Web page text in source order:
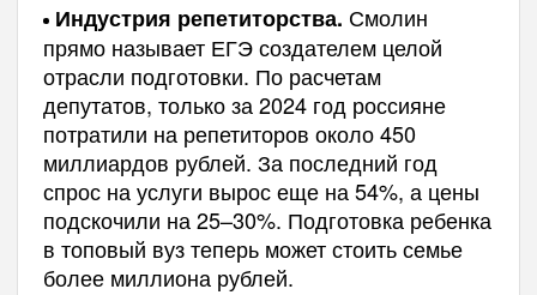
Индустрия репетиторства. Смолин
прямо называет ЕГЭ создателем целой
отрасли подготовки. По расчетам
депутатов, только за 2024 год россияне
потратили на репетиторов около 450
миллиардов рублей. За последний год
спрос на услуги вырос еще на 54%, а цены
подскочили на 25–30%. Подготовка ребенка
в топовый вуз теперь может стоить семье
более миллиона рублей.